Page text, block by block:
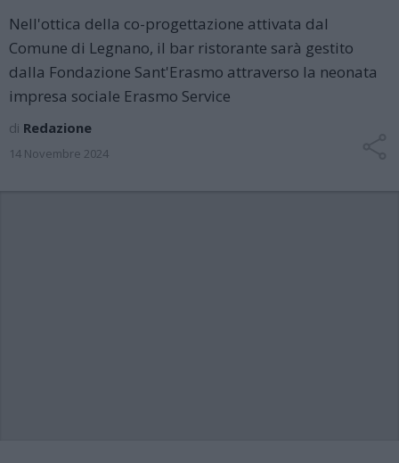
Nell'ottica della co-progettazione attivata dal
Comune di Legnano, il bar ristorante sarà gestito
dalla Fondazione Sant'Erasmo attraverso la neonata
impresa sociale Erasmo Service
di Redazione
14 Novembre 2024